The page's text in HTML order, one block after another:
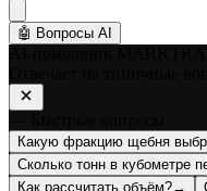
🤖 Вопросы AI
Какую фракцию щебня
Сколько тонн в кубометре
Как рассчитать объём?→